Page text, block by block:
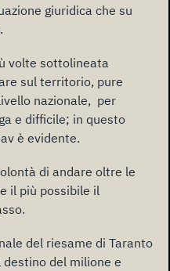
giuridica che su
volte sottolineata
sul territorio, pure
nazionale, per
e difficile; in questo
è evidente.
di andare oltre le
il più possibile il
del riesame di Taranto
destino del milione e